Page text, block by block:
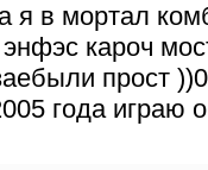
я в мортал
кароч
прост
года играю